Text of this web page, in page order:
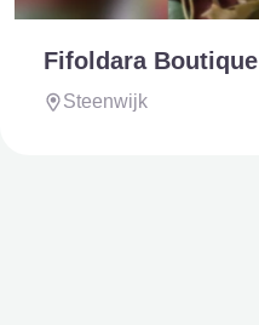
Fifoldara Boutique
Steenwijk